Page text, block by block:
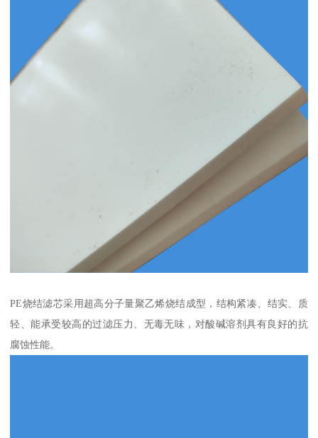
PE烧结滤芯采用超高分子量聚乙烯烧结成型，结构紧凑、结实、质
轻、能承受较高的过滤压力、无毒无味，对酸碱溶剂具有良好的抗
腐蚀性能。